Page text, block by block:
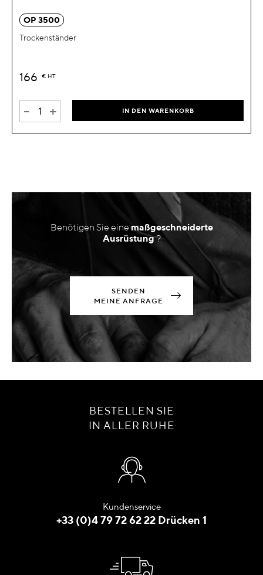
OP 3500
Trockenständer
166 € HT
- + IN DEN WARENKORB
Benötigen Sie einemaßgeschneiderte
Ausrüstung?
SENDEN
MEINE ANFRAGE
BESTELLEN SIE
IN ALLER RUHE
Kundenservice
+33 (0)4 79 72 62 22 Drücken 1